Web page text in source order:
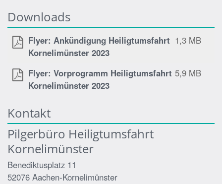
Downloads
Flyer: Ankündigung Heiligtumsfahrt
Kornelimünster 2023
1,3 MB
Flyer: Vorprogramm Heiligtumsfahrt
Kornelimünster 2023
5,9 MB
Kontakt
Pilgerbüro Heiligtumsfahrt
Kornelimünster
Benediktusplatz 11
52076 Aachen-Kornelimünster